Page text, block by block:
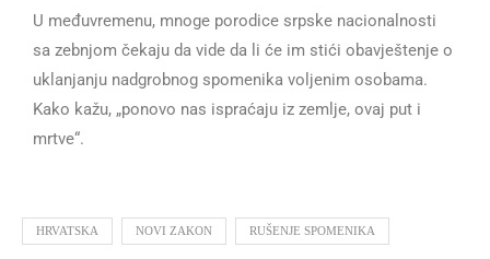
U međuvremenu, mnoge porodice srpske nacionalnosti
sa zebnjom čekaju da vide da li će im stići obavještenje o
uklanjanju nadgrobnog spomenika voljenim osobama.
Kako kažu, „ponovo nas ispraćaju iz zemlje, ovaj put i
mrtve“.
HRVATSKA NOVI ZAKON RUŠENJE SPOMENIKA